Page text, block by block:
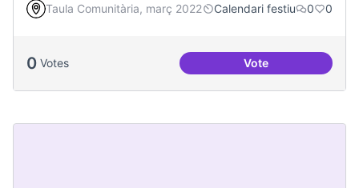
Taula Comunitària, març 2022 Calendari festiu 0 0
0 Votes VoteDates clau al Casal